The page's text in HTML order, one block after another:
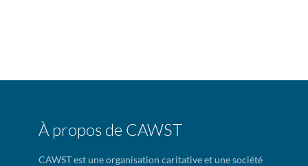
À propos de CAWST
CAWST est une organisation caritative et une société